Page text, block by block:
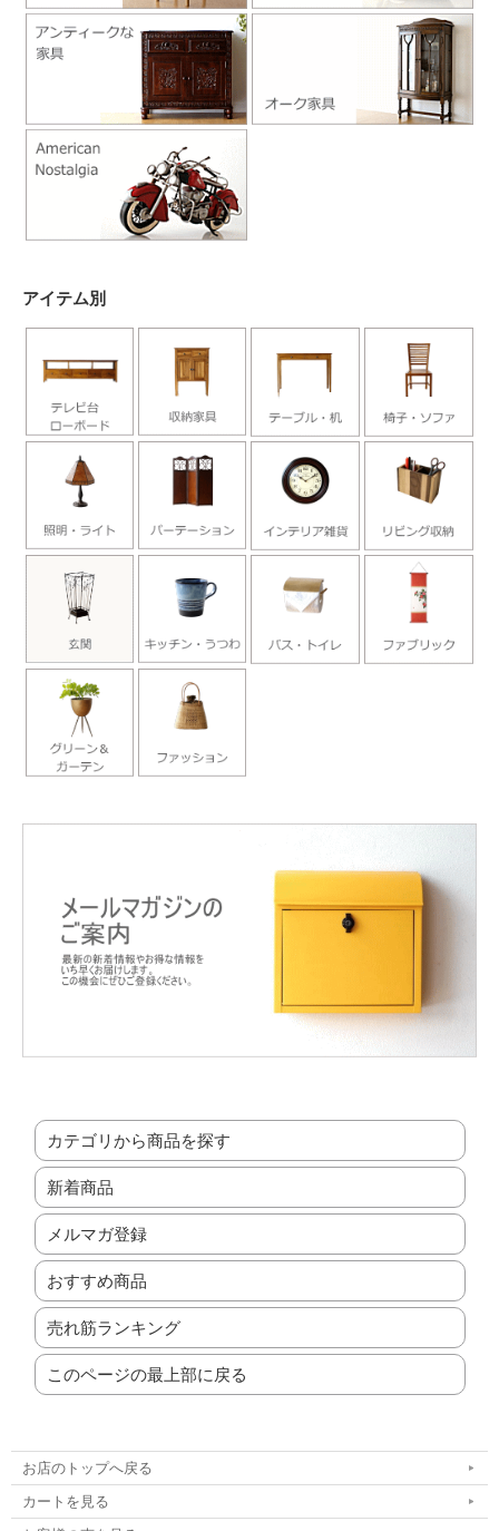
アイテム別
カテゴリから商品を探す
新着商品
メルマガ登録
おすすめ商品
売れ筋ランキング
このページの最上部に戻る
お店のトップへ戻る
カートを見る